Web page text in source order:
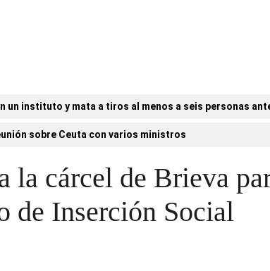
un instituto y mata a tiros al menos a seis personas
sobre Ceuta con varios ministros
la cárcel de Brieva
de Inserción Social